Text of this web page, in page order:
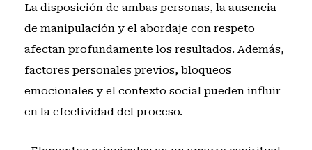
La disposición de ambas personas, la ausencia
de manipulación y el abordaje con respeto
afectan profundamente los resultados. Además,
factores personales previos, bloqueos
emocionales y el contexto social pueden influir
en la efectividad del proceso.